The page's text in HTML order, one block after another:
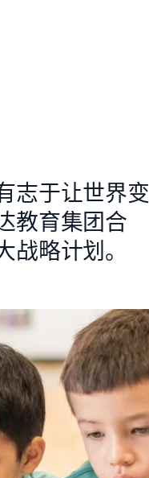
志于让世界变
教育集团合
略计划。